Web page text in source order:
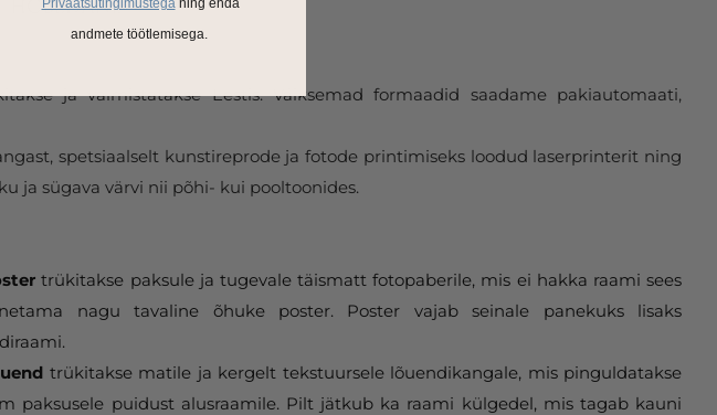
ja valmistatakse Eestis. Väiksemad formaadid saadame pakiautomaati,
spetsiaalselt kunstireprode ja fotode printimiseks loodud laserprinterit ning
ja sügava värvi nii põhi- kui pooltoonides.
trükitakse paksule ja tugevale täismatt fotopaberile, mis ei hakka raami sees
nagu tavaline õhuke poster. Poster vajab seinale panekuks lisaks
trükitakse matile ja kergelt tekstuursele lõuendikangale, mis pinguldatakse
paksusele puidust alusraamile. Pilt jätkub ka raami külgedel, mis tagab kauni
Privaatsutingimustega ning enda
andmete töötlemisega.